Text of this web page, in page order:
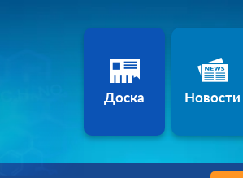
Доска Новости